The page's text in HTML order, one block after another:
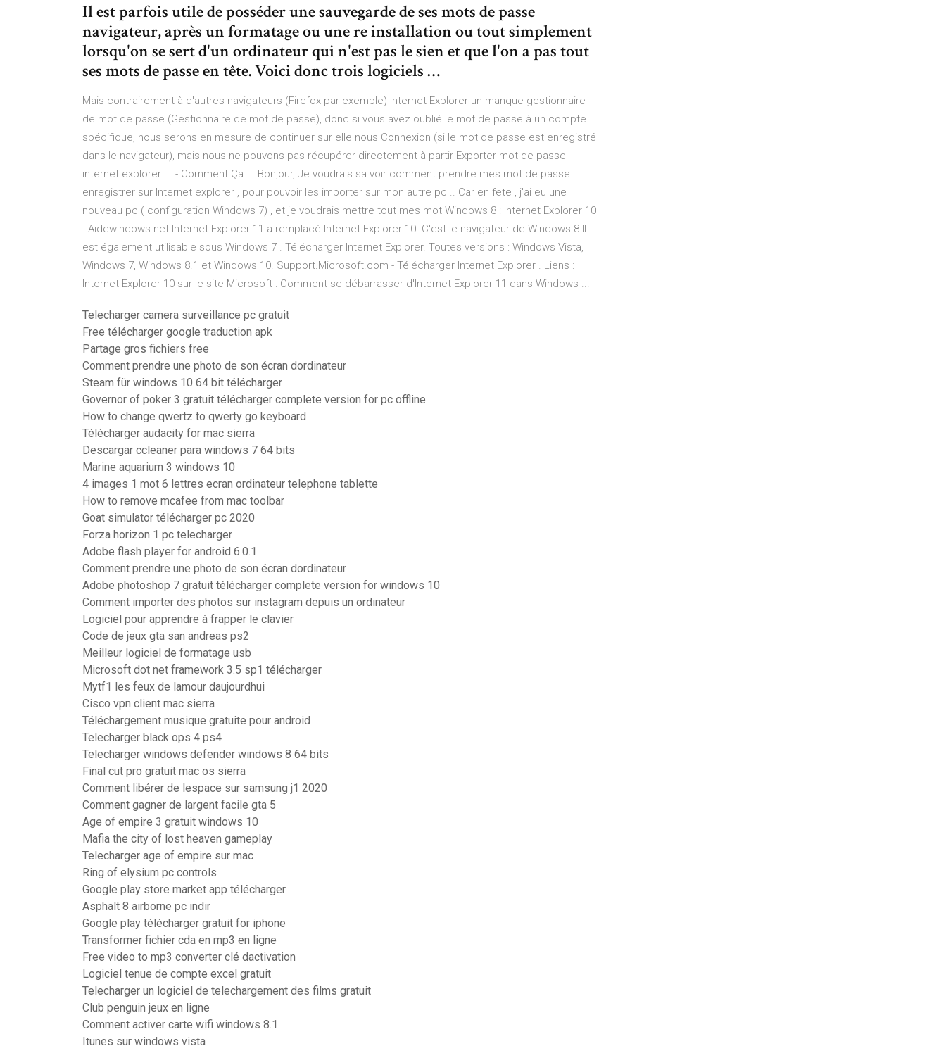
Il est parfois utile de posséder une sauvegarde de ses mots de passe
navigateur, après un formatage ou une re installation ou tout simplement
lorsqu'on se sert d'un ordinateur qui n'est pas le sien et que l'on a pas tout
ses mots de passe en tête. Voici donc trois logiciels …
Mais contrairement à d'autres navigateurs (Firefox par exemple) Internet Explorer un manque gestionnaire
de mot de passe (Gestionnaire de mot de passe), donc si vous avez oublié le mot de passe à un compte
spécifique, nous serons en mesure de continuer sur elle nous Connexion (si le mot de passe est enregistré
dans le navigateur), mais nous ne pouvons pas récupérer directement à partir Exporter mot de passe
internet explorer ... - Comment Ça ... Bonjour, Je voudrais sa voir comment prendre mes mot de passe
enregistrer sur Internet explorer , pour pouvoir les importer sur mon autre pc .. Car en fete , j'ai eu une
nouveau pc ( configuration Windows 7) , et je voudrais mettre tout mes mot Windows 8 : Internet Explorer 10
- Aidewindows.net Internet Explorer 11 a remplacé Internet Explorer 10. C'est le navigateur de Windows 8 Il
est également utilisable sous Windows 7 . Télécharger Internet Explorer. Toutes versions : Windows Vista,
Windows 7, Windows 8.1 et Windows 10. Support.Microsoft.com - Télécharger Internet Explorer . Liens :
Internet Explorer 10 sur le site Microsoft : Comment se débarrasser d'Internet Explorer 11 dans Windows ...
Telecharger camera surveillance pc gratuit
Free télécharger google traduction apk
Partage gros fichiers free
Comment prendre une photo de son écran dordinateur
Steam für windows 10 64 bit télécharger
Governor of poker 3 gratuit télécharger complete version for pc offline
How to change qwertz to qwerty go keyboard
Télécharger audacity for mac sierra
Descargar ccleaner para windows 7 64 bits
Marine aquarium 3 windows 10
4 images 1 mot 6 lettres ecran ordinateur telephone tablette
How to remove mcafee from mac toolbar
Goat simulator télécharger pc 2020
Forza horizon 1 pc telecharger
Adobe flash player for android 6.0.1
Comment prendre une photo de son écran dordinateur
Adobe photoshop 7 gratuit télécharger complete version for windows 10
Comment importer des photos sur instagram depuis un ordinateur
Logiciel pour apprendre à frapper le clavier
Code de jeux gta san andreas ps2
Meilleur logiciel de formatage usb
Microsoft dot net framework 3.5 sp1 télécharger
Mytf1 les feux de lamour daujourdhui
Cisco vpn client mac sierra
Téléchargement musique gratuite pour android
Telecharger black ops 4 ps4
Telecharger windows defender windows 8 64 bits
Final cut pro gratuit mac os sierra
Comment libérer de lespace sur samsung j1 2020
Comment gagner de largent facile gta 5
Age of empire 3 gratuit windows 10
Mafia the city of lost heaven gameplay
Telecharger age of empire sur mac
Ring of elysium pc controls
Google play store market app télécharger
Asphalt 8 airborne pc indir
Google play télécharger gratuit for iphone
Transformer fichier cda en mp3 en ligne
Free video to mp3 converter clé dactivation
Logiciel tenue de compte excel gratuit
Telecharger un logiciel de telechargement des films gratuit
Club penguin jeux en ligne
Comment activer carte wifi windows 8.1
Itunes sur windows vista